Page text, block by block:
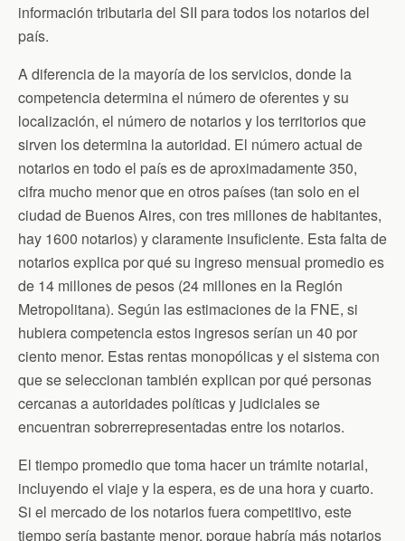
información tributaria del SII para todos los notarios del
país.
A diferencia de la mayoría de los servicios, donde la
competencia determina el número de oferentes y su
localización, el número de notarios y los territorios que
sirven los determina la autoridad. El número actual de
notarios en todo el país es de aproximadamente 350,
cifra mucho menor que en otros países (tan solo en el
ciudad de Buenos Aires, con tres millones de habitantes,
hay 1600 notarios) y claramente insuficiente. Esta falta de
notarios explica por qué su ingreso mensual promedio es
de 14 millones de pesos (24 millones en la Región
Metropolitana). Según las estimaciones de la FNE, si
hubiera competencia estos ingresos serían un 40 por
ciento menor. Estas rentas monopólicas y el sistema con
que se seleccionan también explican por qué personas
cercanas a autoridades políticas y judiciales se
encuentran sobrerrepresentadas entre los notarios.
El tiempo promedio que toma hacer un trámite notarial,
incluyendo el viaje y la espera, es de una hora y cuarto.
Si el mercado de los notarios fuera competitivo, este
tiempo sería bastante menor, porque habría más notarios